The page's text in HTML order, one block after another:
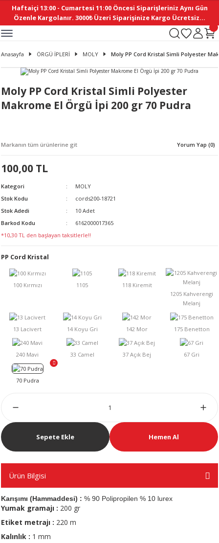
Haftaiçi 13:00 - Cumartesi 11:00 Öncesi Siparişleriniz Aynı Gün
Özenle Kargolanır. 3000₺ Üzeri Siparişinize Kargo Ücretsiz...
Geri Dön
Geri Dön
Geri Dön
Geri Dön
Geri Dön
Geri Dön
Geri Dön
Geri Dön
Geri Dön
Geri Dön
Geri Dön
Geri Dön
Geri Dön
Geri Dön
Geri Dön
AKSESUAR
Geri Dön
DERGİ
Geri Dön
Geri Dön
Geri Dön
Geri Dön
Geri Dön
Anasayfa ÖRGÜ İPLERİ MOLY Moly PP Cord Kristal Simli Polyester
Moly PP Cord Kristal Simli Polyester
Makrome El Örgü İpi 200 gr 70 Pudra
Markanın tüm ürünlerine git Yorum Yap (0)
100,00 TL
Kategori
MOLY
Stok Kodu
cords200-18721
Stok Adedi
10 Adet
Barkod Kodu
6162000017365
*10,30 TL den başlayan taksitlerle!!
PP Cord Kristal
Sepete Ekle Hemen Al
Ürün Bilgisi
Karışımı (Hammaddesi) : % 90 Polipropilen % 10 lurex
Yumak gramajı : 200 gr
Etiket metrajı : 220 m
Kalınlık : 1 mm